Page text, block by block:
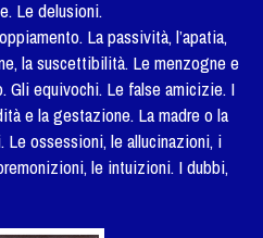
Le delusioni.
La passività, l’apatia,
la suscettibilità. Le menzogne e
Gli equivochi. Le false amicizie. I
e la gestazione. La madre o la
ossessioni, le allucinazioni, i
le intuizioni. I dubbi,